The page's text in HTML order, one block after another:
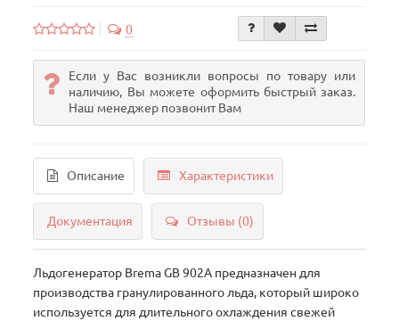
0
Если у Вас возникли вопросы по товару или
наличию, Вы можете оформить быстрый заказ.
Наш менеджер позвонит Вам
Описание Характеристики
Документация Отзывы (0)
Льдогенератор Brema GВ 902A предназначен для
производства гранулированного льда, который широко
используется для длительного охлаждения свежей